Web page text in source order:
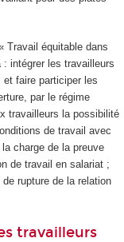
Travail équitable dans
: intégrer les travailleurs
faire participer les
par le régime
travailleurs la possibilité
de travail avec
charge de la preuve
de travail en salariat ;
rupture de la relation
travailleurs